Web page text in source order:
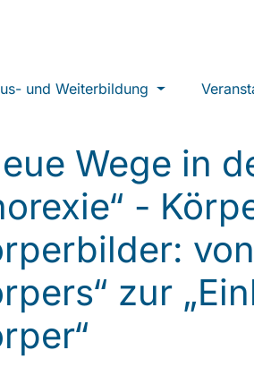
und Weiterbildung
Wege in
-
zur